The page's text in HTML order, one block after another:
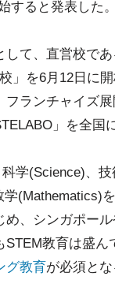
すると発表した。
して、直営校で
」を6月12日に
フランチャイズ
」を全国
学(Science)、
学(Mathematics)
め、シンガポー
STEM教育は盛ん
グ教育が必須と